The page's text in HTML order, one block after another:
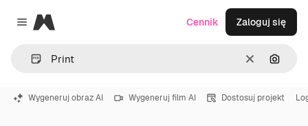
Close menu
Magnific
WyczyśćSzukaj
Cennik Zaloguj się
Wygeneruj obraz AI Wygeneruj film AI Dostosuj projekt